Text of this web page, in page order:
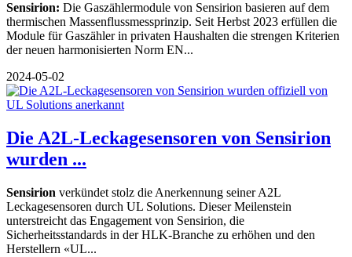
Sensirion: Die Gaszählermodule von Sensirion basieren auf dem
thermischen Massenflussmessprinzip. Seit Herbst 2023 erfüllen die
Module für Gaszähler in privaten Haushalten die strengen Kriterien
der neuen harmonisierten Norm EN...
2024-05-02
Die A2L-Leckagesensoren von Sensirion
wurden ...
Sensirion verkündet stolz die Anerkennung seiner A2L
Leckagesensoren durch UL Solutions. Dieser Meilenstein
unterstreicht das Engagement von Sensirion, die
Sicherheitsstandards in der HLK-Branche zu erhöhen und den
Herstellern «UL...